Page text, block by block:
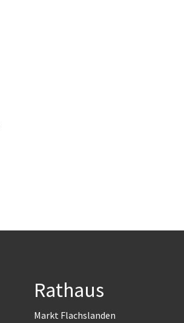
Rathaus
Markt Flachslanden